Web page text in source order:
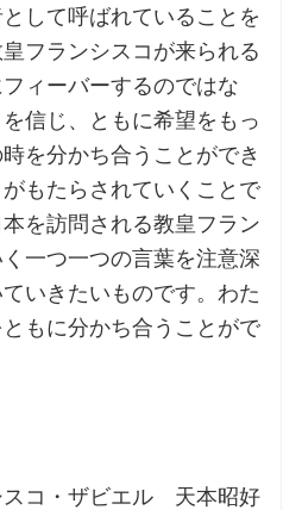
して呼ばれていることを
フランシスコが来られる
ィーバーするのではな
信じ、ともに希望をもっ
を分かち合うことができ
もたらされていくことで
を訪問される教皇フラン
一つ一つの言葉を注意深
いきたいものです。わた
もに分かち合うことがで
コ・ザビエル 天本昭好